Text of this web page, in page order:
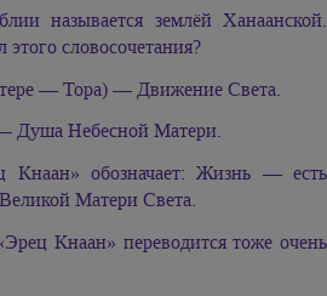
называется землёй Ханаанской.
словосочетания?
— Тора) — Движение Света.
Небесной Матери.
Кнаан» обозначает: Жизнь — есть
Матери Света.
Кнаан» переводится тоже очень